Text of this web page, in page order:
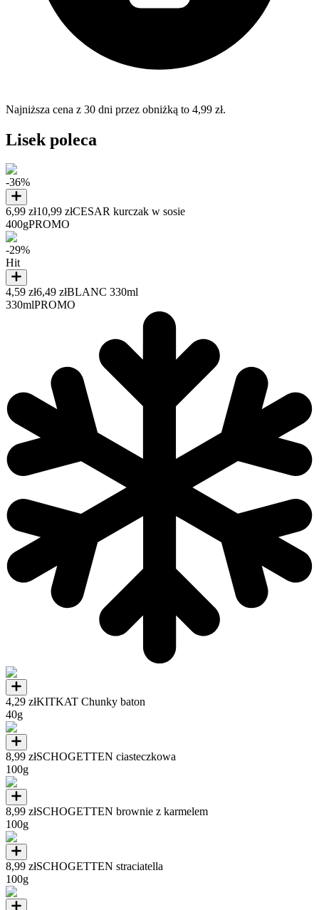
Najniższa cena z 30 dni przez obniżką to 4,99 zł.
Lisek poleca
-36%
6,99 zł10,99 złCESAR kurczak w sosie
400gPROMO
-29%
Hit
4,59 zł6,49 złBLANC 330ml
330mlPROMO
4,29 złKITKAT Chunky baton
40g
8,99 złSCHOGETTEN ciasteczkowa
100g
8,99 złSCHOGETTEN brownie z karmelem
100g
8,99 złSCHOGETTEN straciatella
100g